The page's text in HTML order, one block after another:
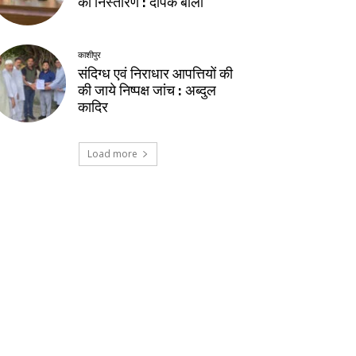
काशीपुर
संदिग्ध एवं निराधार आपत्तियों की
की जाये निष्पक्ष जांच : अब्दुल
कादिर
Load more